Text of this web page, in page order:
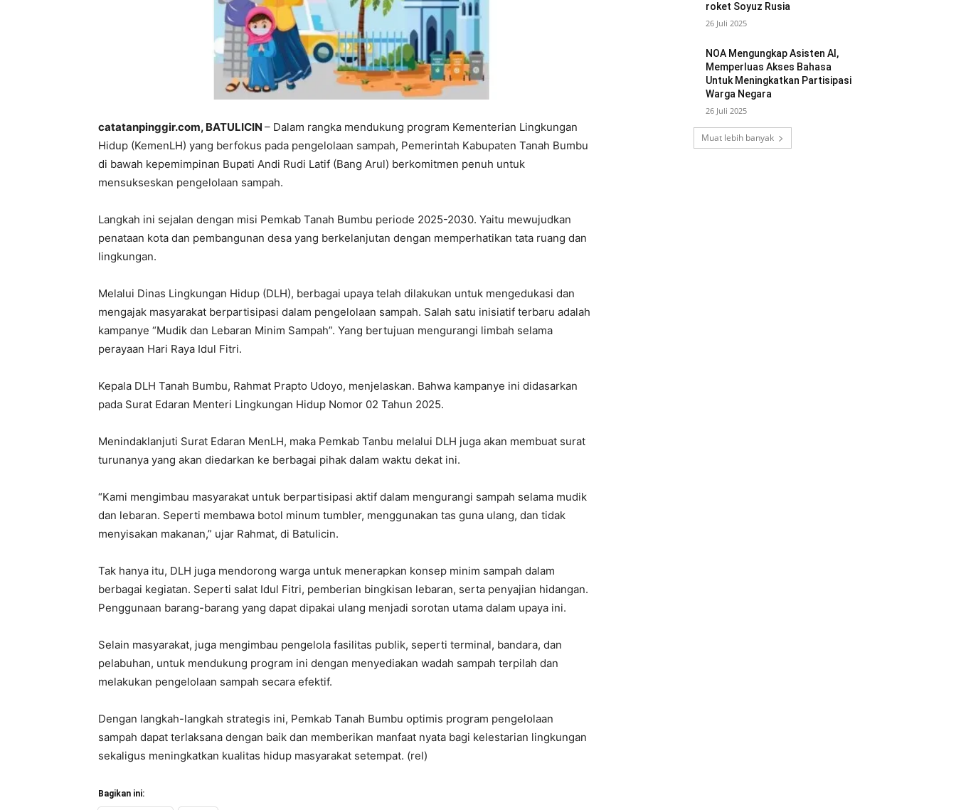
catatanpinggir.com, BATULICIN – Dalam rangka mendukung program Kementerian Lingkungan
Hidup (KemenLH) yang berfokus pada pengelolaan sampah, Pemerintah Kabupaten Tanah Bumbu
di bawah kepemimpinan Bupati Andi Rudi Latif (Bang Arul) berkomitmen penuh untuk
mensukseskan pengelolaan sampah.
Langkah ini sejalan dengan misi Pemkab Tanah Bumbu periode 2025-2030. Yaitu mewujudkan
penataan kota dan pembangunan desa yang berkelanjutan dengan memperhatikan tata ruang dan
lingkungan.
Melalui Dinas Lingkungan Hidup (DLH), berbagai upaya telah dilakukan untuk mengedukasi dan
mengajak masyarakat berpartisipasi dalam pengelolaan sampah. Salah satu inisiatif terbaru adalah
kampanye “Mudik dan Lebaran Minim Sampah”. Yang bertujuan mengurangi limbah selama
perayaan Hari Raya Idul Fitri.
Kepala DLH Tanah Bumbu, Rahmat Prapto Udoyo, menjelaskan. Bahwa kampanye ini didasarkan
pada Surat Edaran Menteri Lingkungan Hidup Nomor 02 Tahun 2025.
Menindaklanjuti Surat Edaran MenLH, maka Pemkab Tanbu melalui DLH juga akan membuat surat
turunanya yang akan diedarkan ke berbagai pihak dalam waktu dekat ini.
“Kami mengimbau masyarakat untuk berpartisipasi aktif dalam mengurangi sampah selama mudik
dan lebaran. Seperti membawa botol minum tumbler, menggunakan tas guna ulang, dan tidak
menyisakan makanan,” ujar Rahmat, di Batulicin.
Tak hanya itu, DLH juga mendorong warga untuk menerapkan konsep minim sampah dalam
berbagai kegiatan. Seperti salat Idul Fitri, pemberian bingkisan lebaran, serta penyajian hidangan.
Penggunaan barang-barang yang dapat dipakai ulang menjadi sorotan utama dalam upaya ini.
Selain masyarakat, juga mengimbau pengelola fasilitas publik, seperti terminal, bandara, dan
pelabuhan, untuk mendukung program ini dengan menyediakan wadah sampah terpilah dan
melakukan pengelolaan sampah secara efektif.
Dengan langkah-langkah strategis ini, Pemkab Tanah Bumbu optimis program pengelolaan
sampah dapat terlaksana dengan baik dan memberikan manfaat nyata bagi kelestarian lingkungan
sekaligus meningkatkan kualitas hidup masyarakat setempat. (rel)
Bagikan ini:
roket Soyuz Rusia
26 Juli 2025
NOA Mengungkap Asisten AI,
Memperluas Akses Bahasa
Untuk Meningkatkan Partisipasi
Warga Negara
26 Juli 2025
Muat lebih banyak